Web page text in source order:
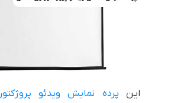
این پرده نمایش ویدئو پروژکتور